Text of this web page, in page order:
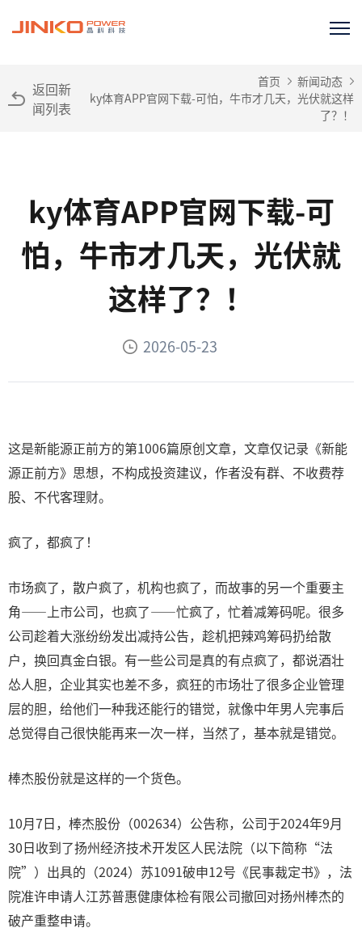
返回新
闻列表
首页
新闻动态
ky体育APP官网下载-可怕，牛市才几天，光伏就这样
了？！
ky体育APP官网下载-可
怕，牛市才几天，光伏就
这样了？！
2026-05-23
这是新能源正前方的第1006篇原创文章，文章仅记录《新能
源正前方》思想，不构成投资建议，作者没有群、不收费荐
股、不代客理财。
疯了，都疯了！
市场疯了，散户疯了，机构也疯了，而故事的另一个重要主
角——上市公司，也疯了——忙疯了，忙着减筹码呢。很多
公司趁着大涨纷纷发出减持公告，趁机把辣鸡筹码扔给散
户，换回真金白银。有一些公司是真的有点疯了，都说酒壮
怂人胆，企业其实也差不多，疯狂的市场壮了很多企业管理
层的胆，给他们一种我还能行的错觉，就像中年男人完事后
总觉得自己很快能再来一次一样，当然了，基本就是错觉。
棒杰股份就是这样的一个货色。
10月7日，棒杰股份（002634）公告称，公司于2024年9月
30日收到了扬州经济技术开发区人民法院（以下简称“法
院”）出具的（2024）苏1091破申12号《民事裁定书》，法
院准许申请人江苏普惠健康体检有限公司撤回对扬州棒杰的
破产重整申请。